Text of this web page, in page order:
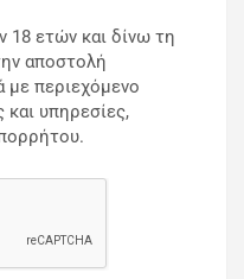
18 ετών και δίνω τη
αποστολή
με περιεχόμενο
υπηρεσίες,